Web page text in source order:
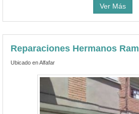
Ver Más
Reparaciones Hermanos
Ubicado en Alfafar